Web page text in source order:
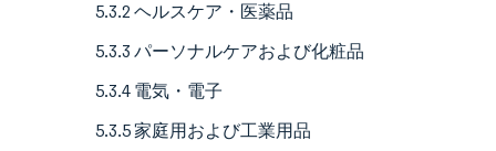
5.3.2 ヘルスケア・医薬品
5.3.3 パーソナルケアおよび化粧品
5.3.4 電気・電子
5.3.5 家庭用および工業用品